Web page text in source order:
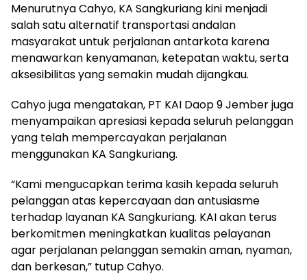
Menurutnya Cahyo, KA Sangkuriang kini menjadi
salah satu alternatif transportasi andalan
masyarakat untuk perjalanan antarkota karena
menawarkan kenyamanan, ketepatan waktu, serta
aksesibilitas yang semakin mudah dijangkau.
Cahyo juga mengatakan, PT KAI Daop 9 Jember juga
menyampaikan apresiasi kepada seluruh pelanggan
yang telah mempercayakan perjalanan
menggunakan KA Sangkuriang.
“Kami mengucapkan terima kasih kepada seluruh
pelanggan atas kepercayaan dan antusiasme
terhadap layanan KA Sangkuriang. KAI akan terus
berkomitmen meningkatkan kualitas pelayanan
agar perjalanan pelanggan semakin aman, nyaman,
dan berkesan,” tutup Cahyo.